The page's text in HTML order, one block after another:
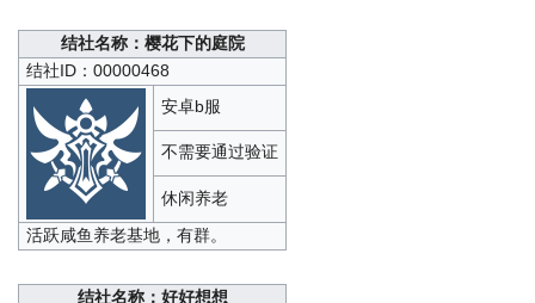
结社名称：樱花下的庭院
结社ID：00000468
安卓b服
不需要通过验证
休闲养老
活跃咸鱼养老基地，有群。
结社名称：好好想想